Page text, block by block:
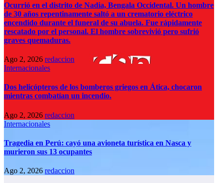
Ocurrió en el distrito de Nadia, Bengala Occidental. Un hombre
de 30 años repentinamente saltó a un crematorio eléctrico
encendido durante el funeral de su abuela. Fue rápidamente
rescatado por el personal. El hombre sobrevivió pero sufrió
graves quemaduras.
Ago 2, 2026 redaccion
Internacionales
Dos helicópteros de los bomberos griegos en Ática, chocaron
mientras combatían un incendio.
Ago 2, 2026 redaccion
Internacionales
Tragedia en Perú: cayó una avioneta turística en Nasca y
murieron sus 13 ocupantes
Ago 2, 2026 redaccion